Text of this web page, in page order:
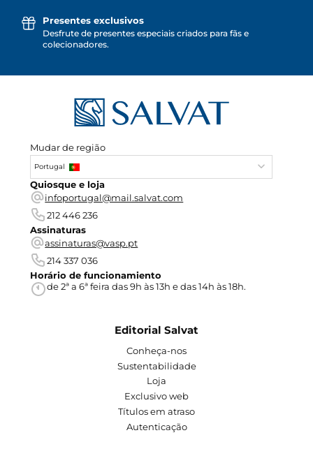
Presentes exclusivos
Desfrute de presentes especiais criados para fãs e
colecionadores.
Mudar de região
Portugal
Quiosque e loja
infoportugal@mail.salvat.com
212 446 236
Assinaturas
assinaturas@vasp.pt
214 337 036
Horário de funcionamiento
de 2ª a 6ª feira das 9h às 13h e das 14h às 18h.
Editorial Salvat
Conheça-nos
Sustentabilidade
Loja
Exclusivo web
Títulos em atraso
Autenticação